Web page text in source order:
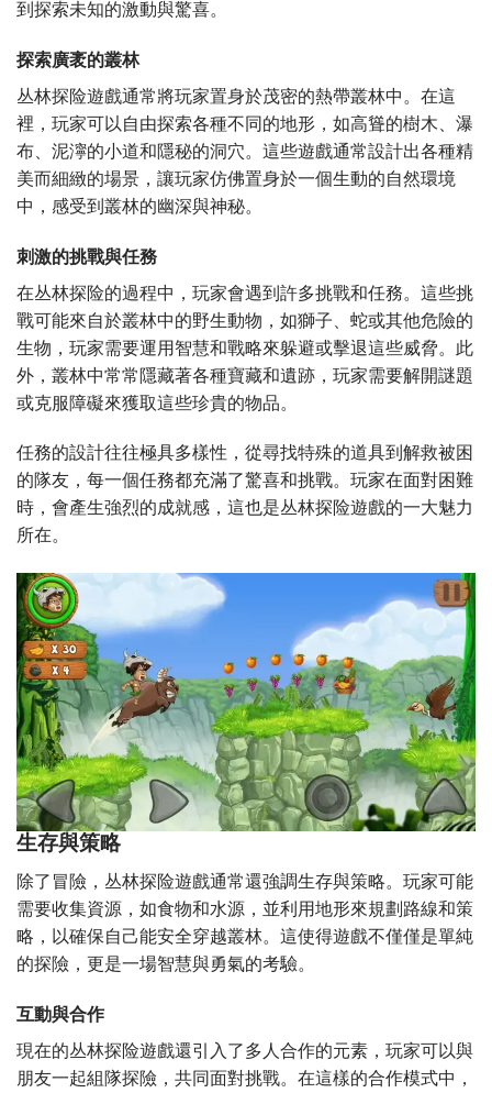
到探索未知的激動與驚喜。
探索廣袤的叢林
丛林探险遊戲通常將玩家置身於茂密的熱帶叢林中。在這
裡，玩家可以自由探索各種不同的地形，如高聳的樹木、瀑
布、泥濘的小道和隱秘的洞穴。這些遊戲通常設計出各種精
美而細緻的場景，讓玩家仿佛置身於一個生動的自然環境
中，感受到叢林的幽深與神秘。
刺激的挑戰與任務
在丛林探险的過程中，玩家會遇到許多挑戰和任務。這些挑
戰可能來自於叢林中的野生動物，如獅子、蛇或其他危險的
生物，玩家需要運用智慧和戰略來躲避或擊退這些威脅。此
外，叢林中常常隱藏著各種寶藏和遺跡，玩家需要解開謎題
或克服障礙來獲取這些珍貴的物品。
任務的設計往往極具多樣性，從尋找特殊的道具到解救被困
的隊友，每一個任務都充滿了驚喜和挑戰。玩家在面對困難
時，會產生強烈的成就感，這也是丛林探险遊戲的一大魅力
所在。
生存與策略
除了冒險，丛林探险遊戲通常還強調生存與策略。玩家可能
需要收集資源，如食物和水源，並利用地形來規劃路線和策
略，以確保自己能安全穿越叢林。這使得遊戲不僅僅是單純
的探險，更是一場智慧與勇氣的考驗。
互動與合作
現在的丛林探险遊戲還引入了多人合作的元素，玩家可以與
朋友一起組隊探險，共同面對挑戰。在這樣的合作模式中，